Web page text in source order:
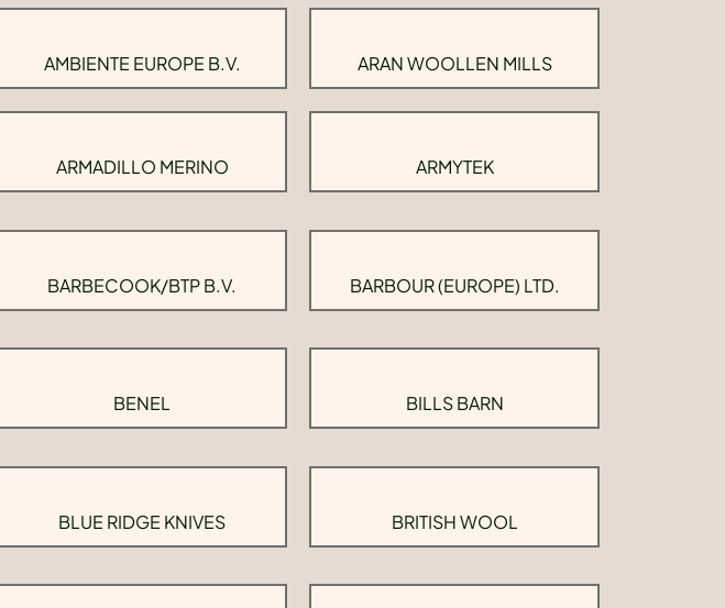
AMBIENTE EUROPE B.V. ARAN WOOLLEN MILLS
ARMADILLO MERINO ARMYTEK
BARBECOOK/BTP B.V. BARBOUR (EUROPE) LTD.
BENEL BILLS BARN
BLUE RIDGE KNIVES BRITISH WOOL